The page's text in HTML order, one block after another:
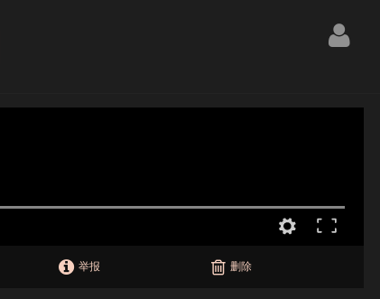
举报 删除